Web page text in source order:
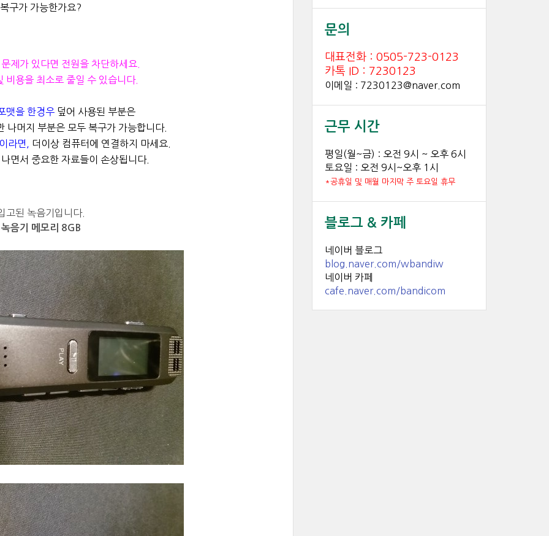
문의
대표전화 : 0505-723-0123
카톡 ID : 7230123
이메일 : 7230123@naver.com
근무 시간
평일(월~금) : 오전 9시 ~ 오후 6시
토요일 : 오전 9시~오후 1시
*공휴일 및 매월 마지막 주 토요일 휴무
블로그 & 카페
네이버 블로그
blog.naver.com/wbandiw
네이버 카페
cafe.naver.com/bandicom
복구가 가능한가요?
제가 있다면 전원을 차단하세요.
비용을 최소로 줄일 수 있습니다.
맷을 한경우 덮어 사용된 부분은
나머지 부분은 모두 복구가 가능합니다.
라면,
더이상 컴퓨터에 연결하지 마세요.
면서 중요한 자료들이 손상됩니다.
고된 녹음기입니다.
녹음기 메모리 8GB